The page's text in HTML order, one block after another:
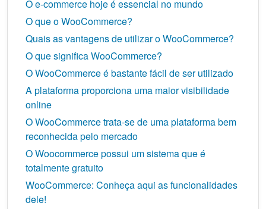
O e-commerce hoje é essencial no mundo
O que o WooCommerce?
Quais as vantagens de utilizar o WooCommerce?
O que significa WooCommerce?
O WooCommerce é bastante fácil de ser utilizado
A plataforma proporciona uma maior visibilidade
online
O WooCommerce trata-se de uma plataforma bem
reconhecida pelo mercado
O Woocommerce possui um sistema que é
totalmente gratuito
WooCommerce: Conheça aqui as funcionalidades
dele!